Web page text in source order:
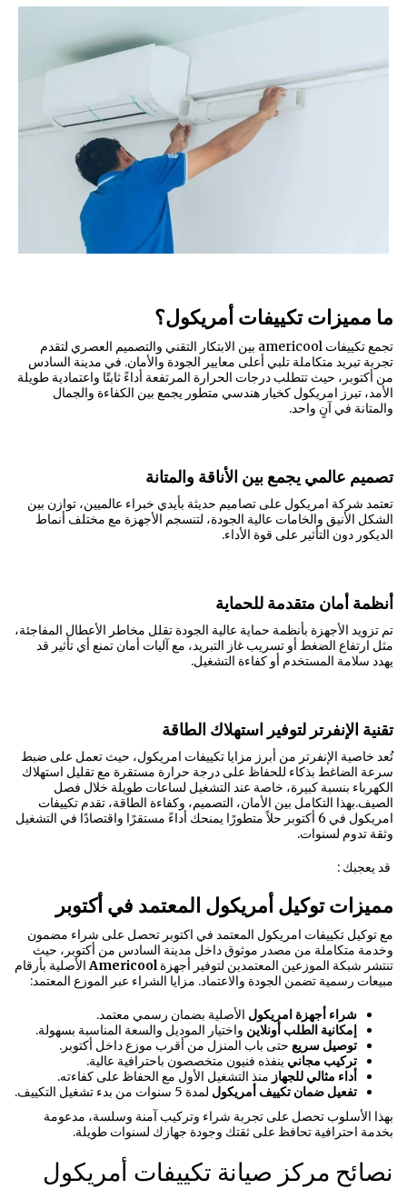
ما مميزات تكييفات أمريكول؟
تجمع تكييفات americool بين الابتكار التقني والتصميم العصري لتقدم
تجربة تبريد متكاملة تلبي أعلى معايير الجودة والأمان. في مدينة السادس
من أكتوبر، حيث تتطلب درجات الحرارة المرتفعة أداءً ثابتًا واعتمادية طويلة
الأمد، تبرز امريكول كخيار هندسي متطور يجمع بين الكفاءة والجمال
والمتانة في آنٍ واحد.
تصميم عالمي يجمع بين الأناقة والمتانة
تعتمد شركة امريكول على تصاميم حديثة بأيدي خبراء عالميين، توازن بين
الشكل الأنيق والخامات عالية الجودة، لتنسجم الأجهزة مع مختلف أنماط
الديكور دون التأثير على قوة الأداء.
أنظمة أمان متقدمة للحماية
تم تزويد الأجهزة بأنظمة حماية عالية الجودة تقلل مخاطر الأعطال المفاجئة،
مثل ارتفاع الضغط أو تسريب غاز التبريد، مع آليات أمان تمنع أي تأثير قد
يهدد سلامة المستخدم أو كفاءة التشغيل.
تقنية الإنفرتر لتوفير استهلاك الطاقة
تُعد خاصية الإنفرتر من أبرز مزايا تكييفات امريكول، حيث تعمل على ضبط
سرعة الضاغط بذكاء للحفاظ على درجة حرارة مستقرة مع تقليل استهلاك
الكهرباء بنسبة كبيرة، خاصة عند التشغيل لساعات طويلة خلال فصل
الصيف.بهذا التكامل بين الأمان، التصميم، وكفاءة الطاقة، تقدم تكييفات
امريكول في 6 أكتوبر حلاً متطورًا يمنحك أداءً مستقرًا واقتصادًا في التشغيل
وثقة تدوم لسنوات.
قد يعجبك :
مميزات توكيل أمريكول المعتمد في أكتوبر
مع توكيل تكييفات امريكول المعتمد في اكتوبر تحصل على شراء مضمون
وخدمة متكاملة من مصدر موثوق داخل مدينة السادس من أكتوبر، حيث
تنتشر شبكة الموزعين المعتمدين لتوفير أجهزةAmericoolالأصلية بأرقام
مبيعات رسمية تضمن الجودة والاعتماد. مزايا الشراء عبر الموزع المعتمد:
شراء أجهزة امريكول الأصلية بضمان رسمي معتمد.
إمكانية الطلب أونلاين واختيار الموديل والسعة المناسبة بسهولة.
توصيل سريع حتى باب المنزل من أقرب موزع داخل أكتوبر.
تركيب مجاني ينفذه فنيون متخصصون باحترافية عالية.
أداء مثالي للجهاز منذ التشغيل الأول مع الحفاظ على كفاءته.
تفعيل ضمان تكييف أمريكول لمدة 5 سنوات من بدء تشغيل التكييف.
بهذا الأسلوب تحصل على تجربة شراء وتركيب آمنة وسلسة، مدعومة
بخدمة احترافية تحافظ على ثقتك وجودة جهازك لسنوات طويلة.
نصائح مركز صيانة تكييفات أمريكول